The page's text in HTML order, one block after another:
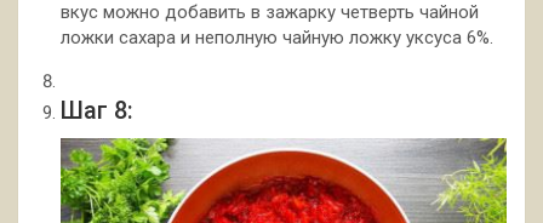
вкус можно добавить в зажарку четверть чайной
ложки сахара и неполную чайную ложку уксуса 6%.
Шаг 8: